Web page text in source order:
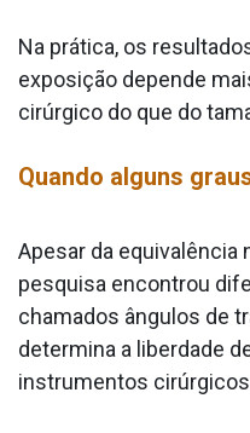
Na prática, os
exposição depende
cirúrgico do que do
Quando alguns
Apesar da equivalência
pesquisa encontrou
chamados ângulos de
determina a liberdade
instrumentos